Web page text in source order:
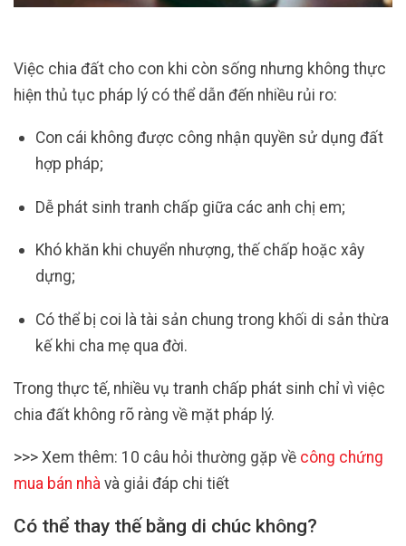
Việc chia đất cho con khi còn sống nhưng không thực
hiện thủ tục pháp lý có thể dẫn đến nhiều rủi ro:
Con cái không được công nhận quyền sử dụng đất
hợp pháp;
Dễ phát sinh tranh chấp giữa các anh chị em;
Khó khăn khi chuyển nhượng, thế chấp hoặc xây
dựng;
Có thể bị coi là tài sản chung trong khối di sản thừa
kế khi cha mẹ qua đời.
Trong thực tế, nhiều vụ tranh chấp phát sinh chỉ vì việc
chia đất không rõ ràng về mặt pháp lý.
>>> Xem thêm: 10 câu hỏi thường gặp về công chứng
mua bán nhà và giải đáp chi tiết
Có thể thay thế bằng di chúc không?